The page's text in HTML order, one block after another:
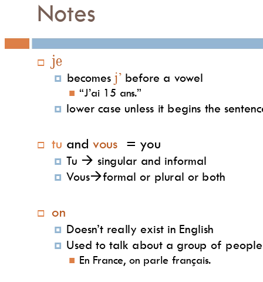
Notes
 je
 becomes j’ before a vowel
“J’ai 15 ans.”
 lower case unless it begins the
tu and vous = you
 Tu  singular and informal
 Vousformal or plural or both
 on
 Doesn’t really exist in English
 Used to talk about a group of
En France, on par le français.